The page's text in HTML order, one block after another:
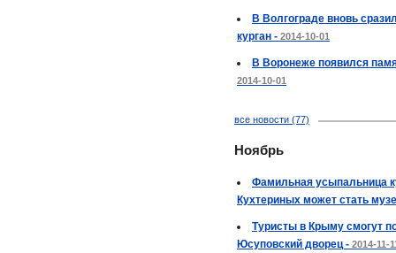
В Волгограде вновь
курган - 2014-10-01
В Воронеже появился
2014-10-01
все новости (77)
Ноябрь
Фамильная усыпальница
Кухтериных может стать
Туристы в Крыму смогут
Юсуповский дворец - 2014-11-